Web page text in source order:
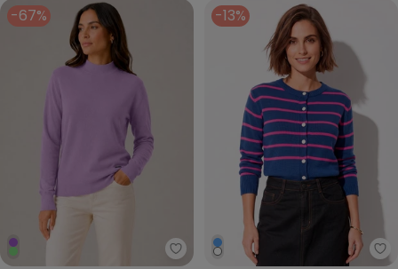
-67%
Rovitex - Blusão Tricot
-13%